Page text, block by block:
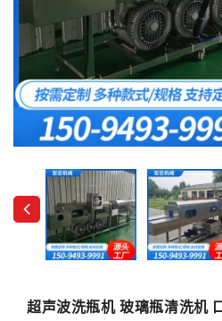
超声波洗瓶机 玻璃瓶清洗机